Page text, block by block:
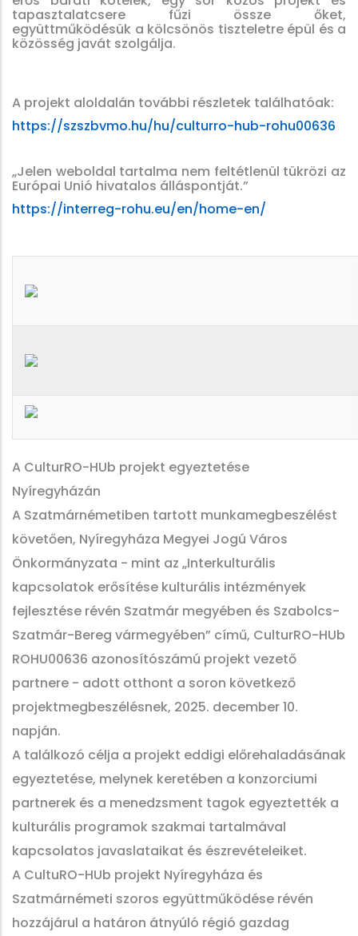
tapasztalatcsere fűzi össze őket,
együttműködésük a kölcsönös tiszteletre épül és a
közösség javát szolgálja.
A projekt aloldalán további részletek találhatóak:
https://szszbvmo.hu/hu/culturro-hub-rohu00636
„Jelen weboldal tartalma nem feltétlenül tükrözi az
Európai Unió hivatalos álláspontját.”
https://interreg-rohu.eu/en/home-en/
A CulturRO-HUb projekt egyeztetése
Nyíregyházán
A Szatmárnémetiben tartott munkamegbeszélést
követően, Nyíregyháza Megyei Jogú Város
Önkormányzata - mint az „Interkulturális
kapcsolatok erősítése kulturális intézmények
fejlesztése révén Szatmár megyében és Szabolcs-
Szatmár-Bereg vármegyében” című, CulturRO-HUb
ROHU00636 azonosítószámú projekt vezető
partnere - adott otthont a soron következő
projektmegbeszélésnek, 2025. december 10.
napján.
A találkozó célja a projekt eddigi előrehaladásának
egyeztetése, melynek keretében a konzorciumi
partnerek és a menedzsment tagok egyeztették a
kulturális programok szakmai tartalmával
kapcsolatos javaslataikat és észrevételeiket.
A CultuRO-HUb projekt Nyíregyháza és
Szatmárnémeti szoros együttműködése révén
hozzájárul a határon átnyúló régió gazdag